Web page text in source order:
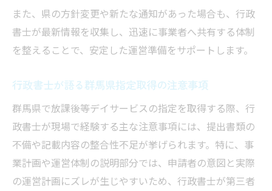
また、県の方針変更や新たな通知があった場合も、行政
書士が最新情報を収集し、迅速に事業者へ共有する体制
を整えることで、安定した運営準備をサポートします。
行政書士が語る群馬県指定取得の注意事項
群馬県で放課後等デイサービスの指定を取得する際、行
政書士が現場で経験する主な注意事項には、提出書類の
不備や記載内容の整合性不足が挙げられます。特に、事
業計画や運営体制の説明部分では、申請者の意図と実際
の運営計画にズレが生じやすいため、行政書士が第三者